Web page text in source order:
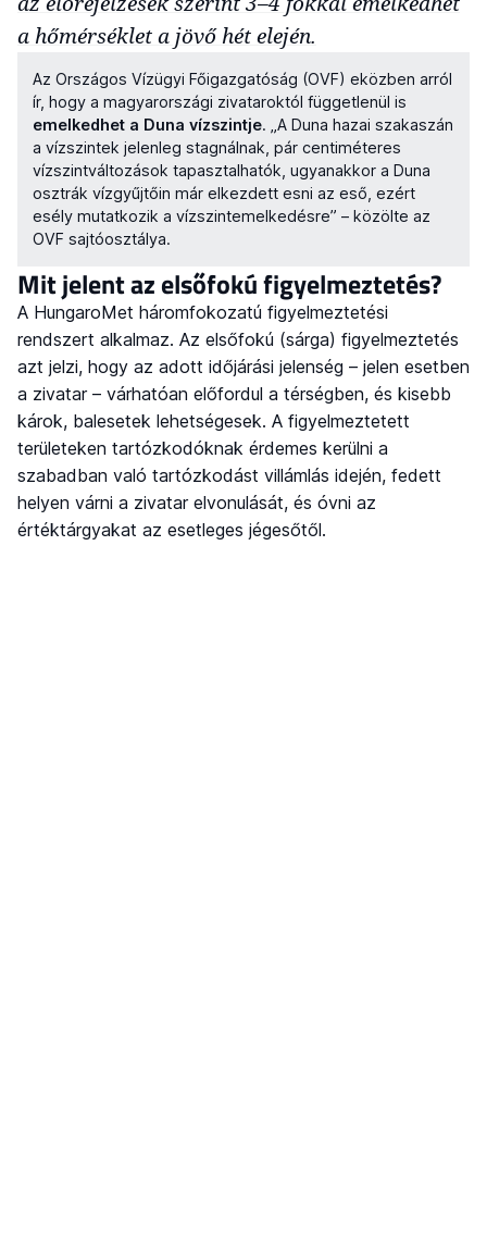
a hőmérséklet a jövő hét elején.
Az Országos Vízügyi Főigazgatóság (OVF) eközben arról
ír, hogy a magyarországi zivataroktól függetlenül is
emelkedhet a Duna vízszintje. „A Duna hazai szakaszán
a vízszintek jelenleg stagnálnak, pár centiméteres
vízszintváltozások tapasztalhatók, ugyanakkor a Duna
osztrák vízgyűjtőin már elkezdett esni az eső, ezért
esély mutatkozik a vízszintemelkedésre” – közölte az
OVF sajtóosztálya.
Mit jelent az elsőfokú figyelmeztetés?
A HungaroMet háromfokozatú figyelmeztetési
rendszert alkalmaz. Az elsőfokú (sárga) figyelmeztetés
azt jelzi, hogy az adott időjárási jelenség – jelen esetben
a zivatar – várhatóan előfordul a térségben, és kisebb
károk, balesetek lehetségesek. A figyelmeztetett
területeken tartózkodóknak érdemes kerülni a
szabadban való tartózkodást villámlás idején, fedett
helyen várni a zivatar elvonulását, és óvni az
értéktárgyakat az esetleges jégesőtől.